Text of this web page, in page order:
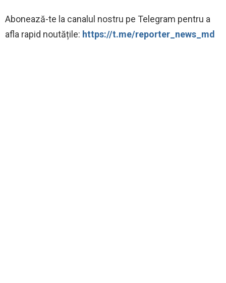
‍Abonează-te la canalul nostru pe Telegram pentru a
afla rapid noutățile: https://t.me/reporter_news_md